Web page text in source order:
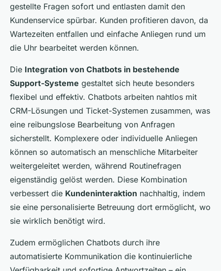
gestellte Fragen sofort und entlasten damit den
Kundenservice spürbar. Kunden profitieren davon, da
Wartezeiten entfallen und einfache Anliegen rund um
die Uhr bearbeitet werden können.
Die Integration von Chatbots in bestehende
Support-Systeme gestaltet sich heute besonders
flexibel und effektiv. Chatbots arbeiten nahtlos mit
CRM-Lösungen und Ticket-Systemen zusammen, was
eine reibungslose Bearbeitung von Anfragen
sicherstellt. Komplexere oder individuelle Anliegen
können so automatisch an menschliche Mitarbeiter
weitergeleitet werden, während Routinefragen
eigenständig gelöst werden. Diese Kombination
verbessert die Kundeninteraktion nachhaltig, indem
sie eine personalisierte Betreuung dort ermöglicht, wo
sie wirklich benötigt wird.
Zudem ermöglichen Chatbots durch ihre
automatisierte Kommunikation die kontinuierliche